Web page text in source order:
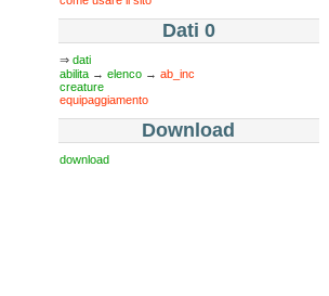
Dati 0
⇒ dati
abilita→ elenco→ ab_inc
creature
equipaggiamento
Download
download